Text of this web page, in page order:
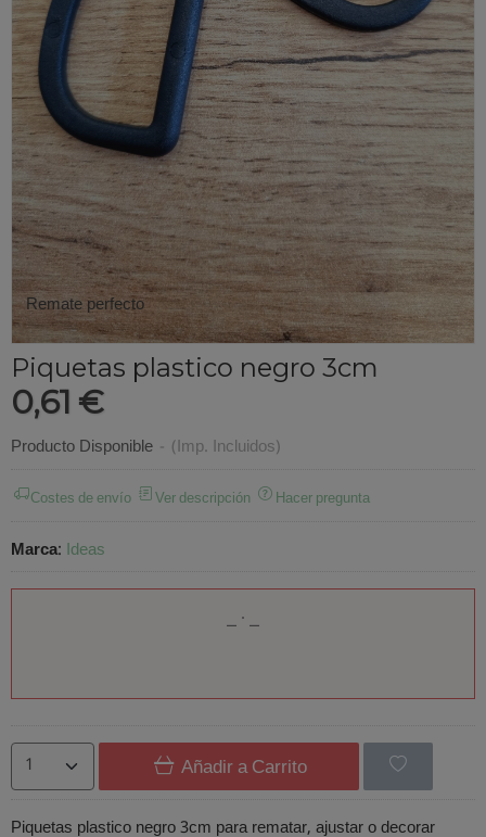
Remate perfecto
Piquetas plastico negro 3cm
0,61 €
Producto Disponible - (Imp. Incluidos)
Costes de envío Ver descripción Hacer pregunta
Marca: Ideas
Añadir a Carrito
Piquetas plastico negro 3cm para rematar, ajustar o decorar